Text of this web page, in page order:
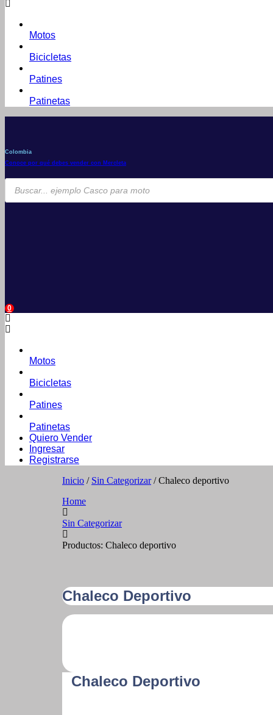
Motos
Bicicletas
Patines
Patinetas
Colombia
Conoce por qué debes vender con Mercleta
Búsqueda
productos
0
Motos
Bicicletas
Patines
Patinetas
Quiero Vender
Ingresar
Registrarse
Inicio / Sin Categorizar/ Chaleco deportivo
Home
Sin Categorizar
Productos: Chaleco deportivo
Chaleco Deportivo
Chaleco Deportivo